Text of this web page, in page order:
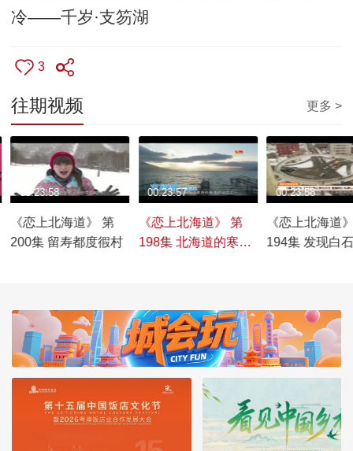
冷——千岁·支笏湖
3
往期视频 更多 >
《恋上北海道》 第
200集 留寿都度徦村
00:23:58
《恋上北海道》 第
198集 北海道的寒冷
00:23:57
《恋上北海道
194集 发现白
00:23:58